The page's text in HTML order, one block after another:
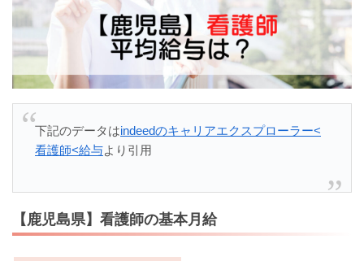
下記のデータはindeedのキャリアエクスプローラー<
看護師<給与より引用
【鹿児島県】看護師の基本月給